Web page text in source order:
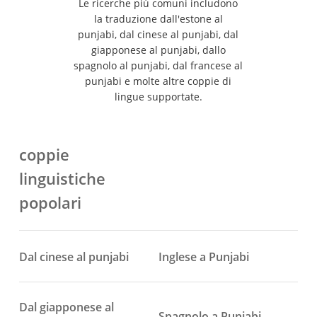
Le ricerche più comuni includono
la traduzione dall'estone al
punjabi, dal cinese al punjabi, dal
giapponese al punjabi, dallo
spagnolo al punjabi, dal francese al
punjabi e molte altre coppie di
lingue supportate.
coppie
linguistiche
popolari
Dal cinese al punjabi Inglese a Punjabi
Dal giapponese al